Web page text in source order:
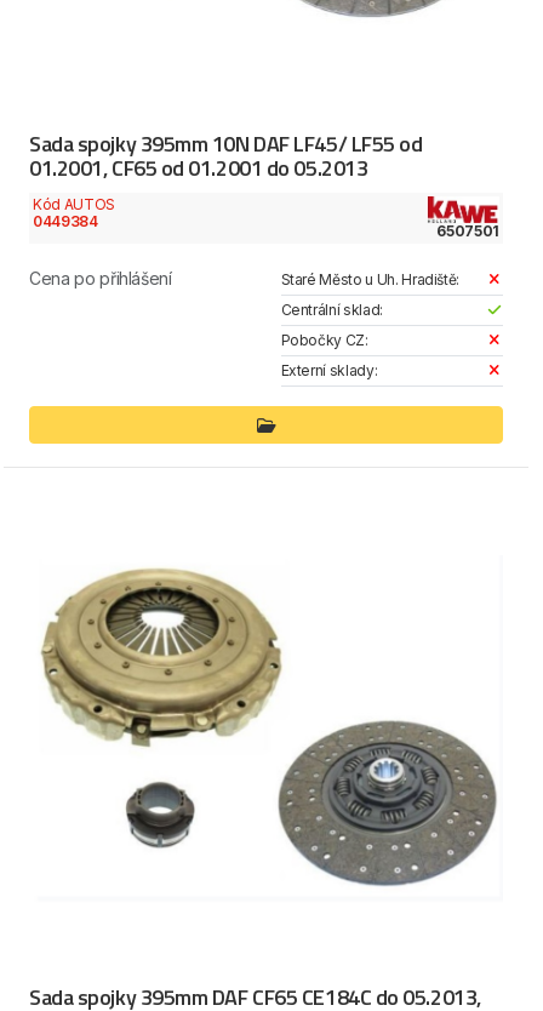
Sada spojky 395mm 10N DAF LF45/ LF55 od
01.2001, CF65 od 01.2001 do 05.2013
Kód AUTOS
0449384
6507501
Cena po přihlášení
Staré Město u Uh. Hradiště:
Centrální sklad:
Pobočky CZ:
Externí sklady:
Sada spojky 395mm DAF CF65 CE184C do 05.2013,